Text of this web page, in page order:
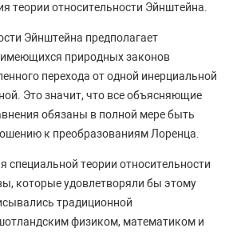
теории относительности Эйнштейна.
Эйнштейна предполагает
имеющихся природных законов
перехода от одной инерциальной
Это значит, что все объясняющие
обязаны в полной мере быть
к преобразованиям Лоренца.
специальной теории относительности
которые удовлетворяли бы этому
традиционной
физиком, математиком и